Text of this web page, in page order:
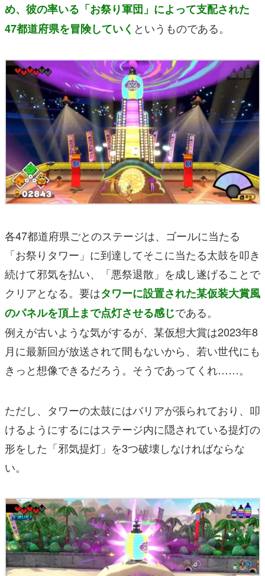
め、彼の率いる「お祭り軍団」によって支配された
47都道府県を冒険していく というものである。
各47都道府県ごとのステージは、ゴールに当たる
「お祭りタワー」に到達してそこに当たる太鼓を叩き
続けて邪気を払い、「悪祭退散」を成し遂げることで
クリアとなる。要はタワーに設置された某仮装大賞風
のパネルを頂上まで点灯させる感じである。
例えが古いような気がするが、某仮想大賞は2023年8
月に最新回が放送されて間もないから、若い世代にも
きっと想像できるだろう。そうであってくれ……。
ただし、タワーの太鼓にはバリアが張られており、叩
けるようにするにはステージ内に隠されている提灯の
形をした「邪気提灯」を3つ破壊しなければならな
い。